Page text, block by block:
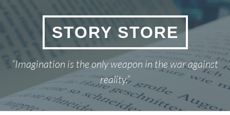
Skip
STORY STORE
“Imagination is the only weapon in the war against
reality.”